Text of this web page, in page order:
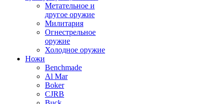
Метательное и
другое оружие
Милитария
Огнестрельное
оружие
Холодное оружие
Ножи
Benchmade
Al Mar
Boker
CJRB